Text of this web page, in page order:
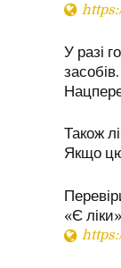
У разі
Також
Якщо цю
«Є